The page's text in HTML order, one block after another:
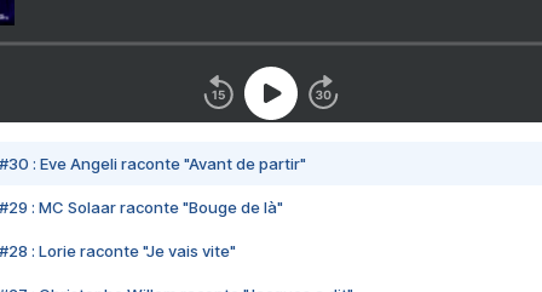
#30 : Eve Angeli raconte "Avant de partir"
#29 : MC Solaar raconte "Bouge de là"
#28 : Lorie raconte "Je vais vite"